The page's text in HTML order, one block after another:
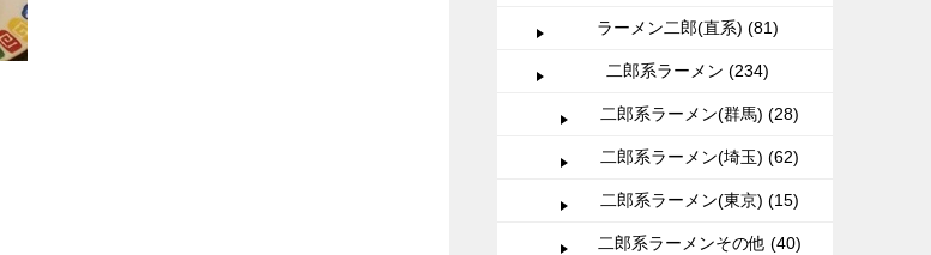
ラーメン二郎(直系) (81)
二郎系ラーメン (234)
二郎系ラーメン(群馬) (28)
二郎系ラーメン(埼玉) (62)
二郎系ラーメン(東京) (15)
二郎系ラーメンその他 (40)